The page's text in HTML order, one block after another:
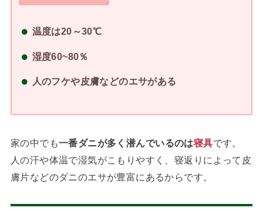
温度は20～30℃
湿度60~80％
人のフケや皮膚などのエサがある
家の中でも一番ダニが多く潜んでいるのは寝具です。
人の汗や体温で湿気がこもりやすく、寝返りによって皮
膚片などのダニのエサが豊富にあるからです。